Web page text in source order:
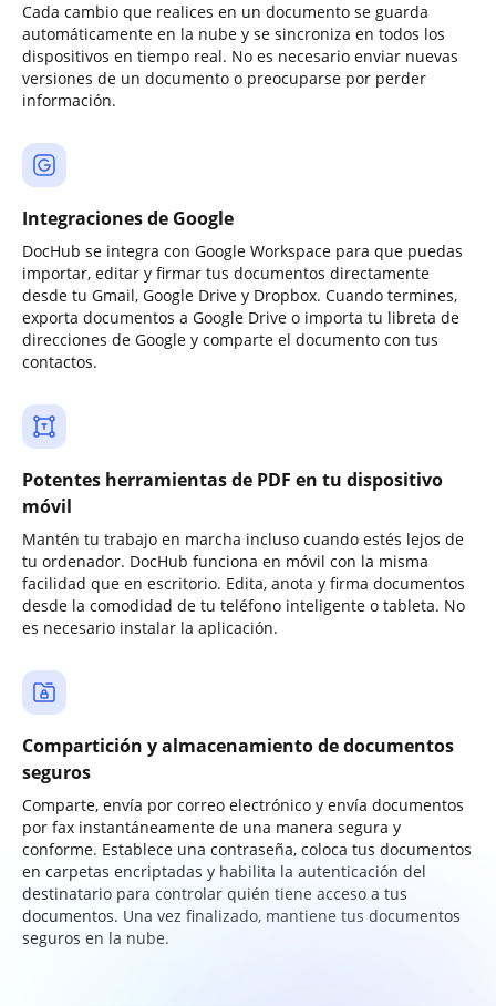
Cada cambio que realices en un documento se guarda
automáticamente en la nube y se sincroniza en todos los
dispositivos en tiempo real. No es necesario enviar nuevas
versiones de un documento o preocuparse por perder
información.
Integraciones de Google
DocHub se integra con Google Workspace para que puedas
importar, editar y firmar tus documentos directamente
desde tu Gmail, Google Drive y Dropbox. Cuando termines,
exporta documentos a Google Drive o importa tu libreta de
direcciones de Google y comparte el documento con tus
contactos.
Potentes herramientas de PDF en tu dispositivo
móvil
Mantén tu trabajo en marcha incluso cuando estés lejos de
tu ordenador. DocHub funciona en móvil con la misma
facilidad que en escritorio. Edita, anota y firma documentos
desde la comodidad de tu teléfono inteligente o tableta. No
es necesario instalar la aplicación.
Compartición y almacenamiento de documentos
seguros
Comparte, envía por correo electrónico y envía documentos
por fax instantáneamente de una manera segura y
conforme. Establece una contraseña, coloca tus documentos
en carpetas encriptadas y habilita la autenticación del
destinatario para controlar quién tiene acceso a tus
documentos. Una vez finalizado, mantiene tus documentos
seguros en la nube.